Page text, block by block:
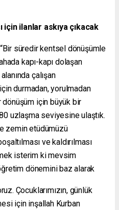
için ilanlar askıya çıkacak
süredir kentsel dönüşümle
kapı-kapı dolaşan
çalışan
durmadan, yorulmadan
için büyük bir
uzlaşma seviyesine ulaştık.
zemin etüdümüzü
ve kaldırılması
isterim ki mevsim
dönemini baz alarak
Çocuklarımızın, günlük
için inşallah Kurban